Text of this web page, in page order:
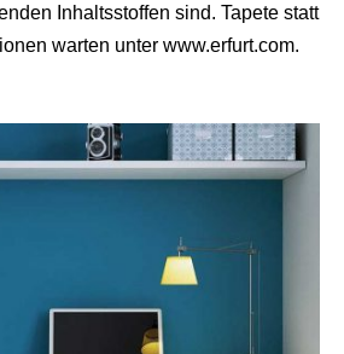
Inhaltsstoffen sind. Tapete statt
warten unter www.erfurt.com.